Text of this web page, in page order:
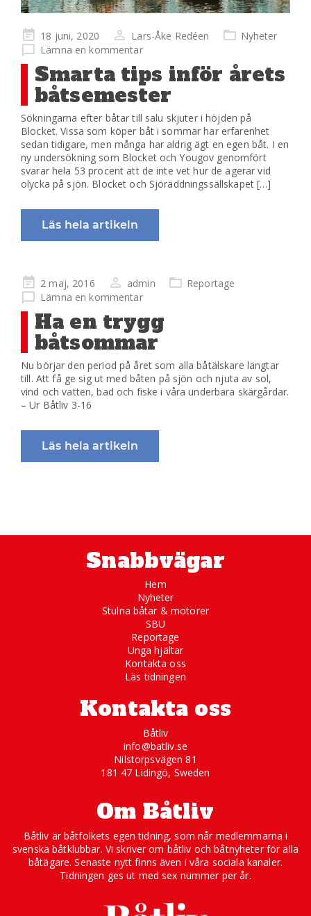
Publicerad
på
18 juni, 2020 Lars-Åke Redéen
Nyheter
Lämna en kommentar
Smarta tips inför årets
båtsemester
Sökningarna efter båtar till salu skjuter i höjden på
Blocket. Vissa som köper båt i sommar har erfarenhet
sedan tidigare, men många har aldrig ägt en egen båt. I en
ny undersökning som Blocket och Yougov genomfört
svarar hela 53 procent att de inte vet hur de agerar vid
olycka på sjön. Blocket och Sjöräddningssällskapet […]
Läs hela artikeln
Publicerad
på
2 maj, 2016 admin
Reportage
Lämna en kommentar
Ha en trygg
båtsommar
Nu börjar den period på året som alla båtälskare längtar
till. Att få ge sig ut med båten på sjön och njuta av sol,
vind och vatten, bad och fiske i våra underbara skärgårdar.
– Ur Båtliv 3-16
Läs hela artikeln
Snabbvägar
Hem
Nyheter
Stulna båtar & motorer
SBU
Reportage
Unga hjältar
Kontakta oss
Läs tidningen
Kontakta oss
Båtliv
info@batliv.se
Nilstorpsvägen 81
181 47 Lidingö, Sweden
Om Båtliv
Båtliv är båtfolkets egen tidning, som når medlemmarna i
svenska båtklubbar. Vi skriver om båtliv och båtnyheter för alla
båtägare. Senaste nytt finns även i våra sociala kanaler.
Tidningen ges ut med sex nummer per år.